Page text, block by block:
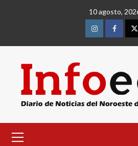
10 agosto,
Instagram
primario